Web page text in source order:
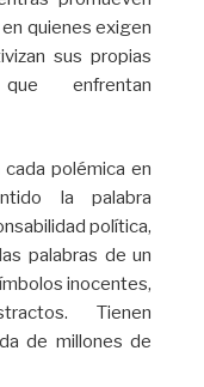
quienes exigen
sus propias
enfrentan
polémica en
la palabra
política,
palabras de un
inocentes,
Tienen
de millones de